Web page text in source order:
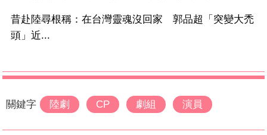
昔赴陸尋根稱：在台灣靈魂沒回家 郭品超「突變大禿
頭」近...
關鍵字 陸劇 CP 劇組 演員